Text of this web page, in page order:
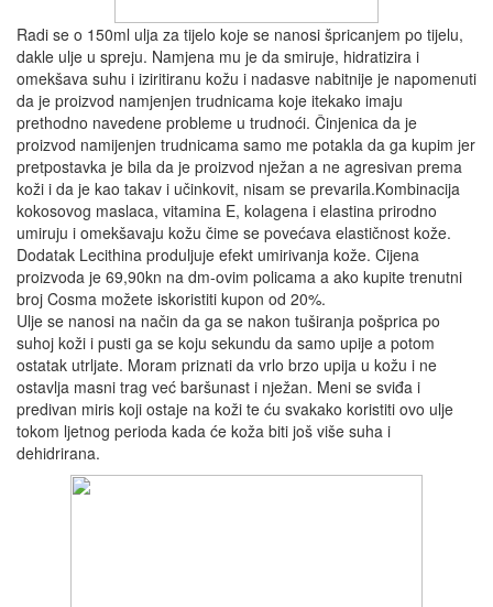
Radi se o 150ml ulja za tijelo koje se nanosi špricanjem po tijelu,
dakle ulje u spreju. Namjena mu je da smiruje, hidratizira i
omekšava suhu i iziritiranu kožu i nadasve nabitnije je napomenuti
da je proizvod namjenjen trudnicama koje itekako imaju
prethodno navedene probleme u trudnoći. Činjenica da je
proizvod namijenjen trudnicama samo me potakla da ga kupim jer
pretpostavka je bila da je proizvod nježan a ne agresivan prema
koži i da je kao takav i učinkovit, nisam se prevarila.Kombinacija
kokosovog maslaca, vitamina E, kolagena i elastina prirodno
umiruju i omekšavaju kožu čime se povećava elastičnost kože.
Dodatak Lecithina produljuje efekt umirivanja kože. Cijena
proizvoda je 69,90kn na dm-ovim policama a ako kupite trenutni
broj Cosma možete iskoristiti kupon od 20%.
Ulje se nanosi na način da ga se nakon tuširanja pošprica po
suhoj koži i pusti ga se koju sekundu da samo upije a potom
ostatak utrljate. Moram priznati da vrlo brzo upija u kožu i ne
ostavlja masni trag već baršunast i nježan. Meni se sviđa i
predivan miris koji ostaje na koži te ću svakako koristiti ovo ulje
tokom ljetnog perioda kada će koža biti još više suha i
dehidrirana.